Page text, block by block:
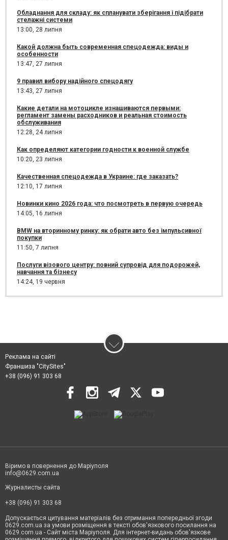
Обладнання для складу: як спланувати зберігання і підібрати
стелажні системи
13:00, 28 липня
Какой должна быть современная спецодежда: виды и
особенности
13:47, 27 липня
9 правил вибору надійного спецодягу
13:43, 27 липня
Какие детали на мотоцикле изнашиваются первыми:
регламент замены расходников и реальная стоимость
обслуживания
12:28, 24 липня
Как определяют категории годности к военной службе
10:20, 23 липня
Качественная спецодежда в Украине: где заказать?
12:10, 17 липня
Новинки кино 2026 года: что посмотреть в первую очередь
14:05, 16 липня
BMW на вторинному ринку: як обрати авто без імпульсивної
покупки
11:50, 7 липня
Послуги візового центру: повний супровід для подорожей,
навчання та бізнесу
14:24, 19 червня
Реклама на сайті
Франшиза "CitySites"
+38 (096) 91 303 68
Віримо в повернення до Маріуполя
info@0629.com.ua
Журналисты сайта
+38 (096) 91 303 68
Допускається цитування матеріалів без отримання попередньої згоди
0629.com.ua за умови розміщення в тексті обов'язкового посилання на
0629.com.ua - Сайт міста Маріуполя. Для інтернет-видань обов'язкове